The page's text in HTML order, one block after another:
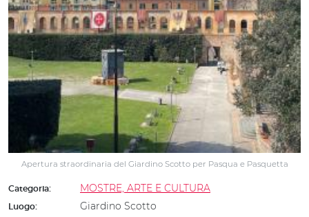
Apertura straordinaria del Giardino Scotto per Pasqua e Pasquetta
Categoria: MOSTRE, ARTE E CULTURA
Luogo: Giardino Scotto